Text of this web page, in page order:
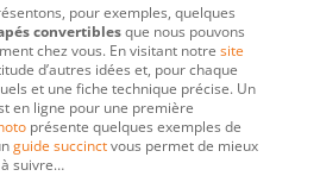
pour exemples, quelques
convertiblesque nous pouvons
chez vous. En visitant notre site
d’autres idées et, pour chaque
et une fiche technique précise. Un
en ligne pour une première
présente quelques exemples de
guide succinctvous permet de mieux
suivre…